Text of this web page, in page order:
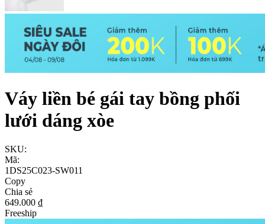
Váy liền bé gái tay bồng phối
lưới dáng xòe
SKU:
Mã:
1DS25C023-SW011
Copy
Chia sẻ
649.000 ₫
Freeship